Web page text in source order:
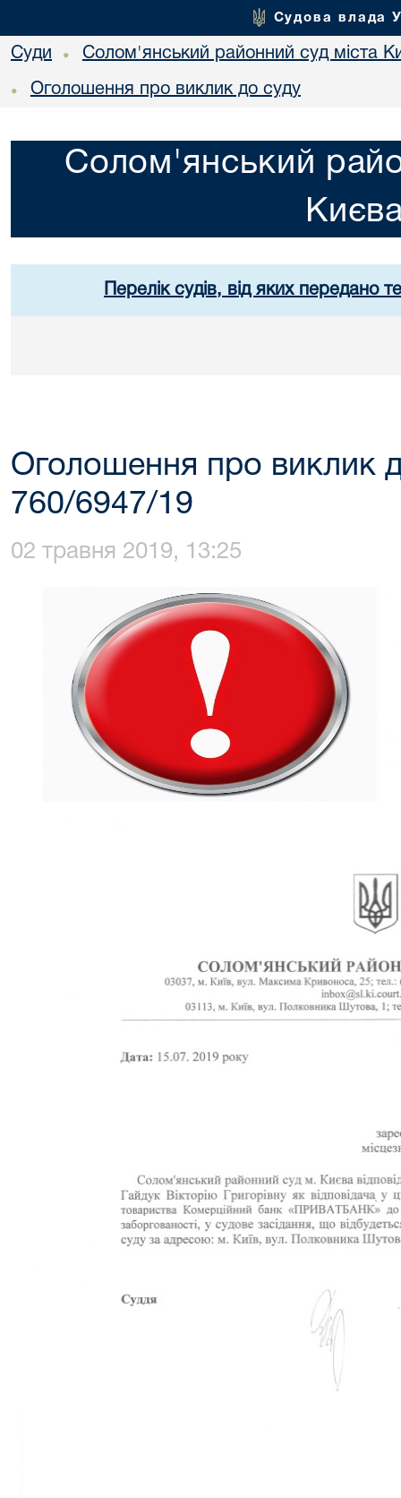
Судова влада
Суди • Солом'янський районний суд міста
• Оголошення про виклик до суду
Солом'янський
Перелік судів, від яких передано
Оголошення про виклик
760/6947/19
02 травня 2019, 13:25